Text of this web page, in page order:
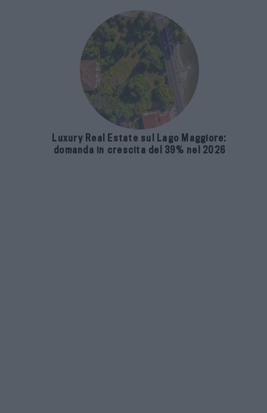
Luxury Real Estate sul Lago Maggiore:
domanda in crescita del 39% nel 2026